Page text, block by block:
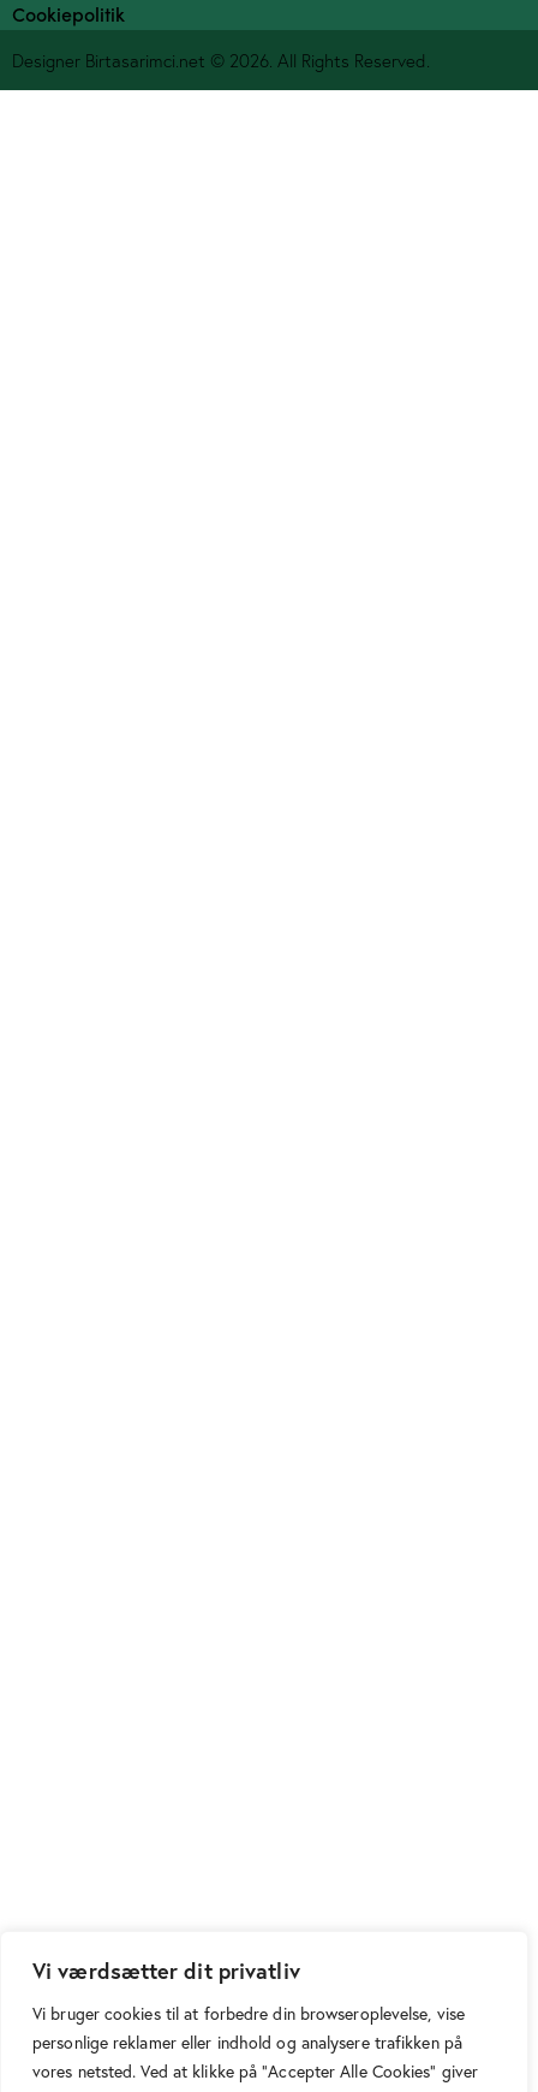
Vi værdsætter dit privatliv
Vi bruger cookies til at forbedre din browseroplevelse, vise
personlige reklamer eller indhold og analysere trafikken på
vores netsted. Ved at klikke på "Accepter Alle Cookies" giver
Cookiepolitik
Designer Birtasarimci.net © 2026. All Rights Reserved.